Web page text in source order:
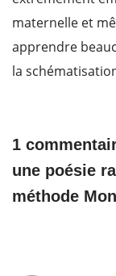
maternelle et
apprendre
la
1
une poésie
méthode